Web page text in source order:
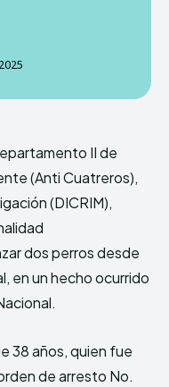
II de
(Anti Cuatreros),
(DICRIM),
dos perros desde
en un hecho ocurrido
38 años, quien fue
de arresto No.